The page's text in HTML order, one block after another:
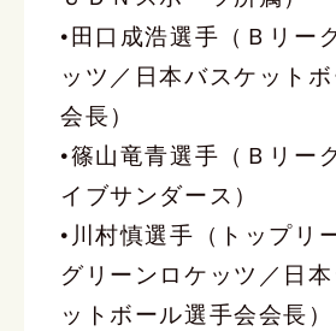
•田口成浩選手（Ｂリー
ッツ／日本バスケット
会長）
•篠山竜青選手（Ｂリー
イブサンダース）
•川村慎選手（トップリ
グリーンロケッツ／日
ットボール選手会会長）